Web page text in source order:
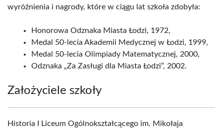
wyróżnienia i nagrody, które w ciągu lat szkoła zdobyła:
Honorowa Odznaka Miasta Łodzi, 1972,
Medal 50-lecia Akademii Medycznej w Łodzi, 1999,
Medal 50-lecia Olimpiady Matematycznej, 2000,
Odznaka „Za Zasługi dla Miasta Łodzi”, 2002.
Założyciele szkoły
Historia I Liceum Ogólnokształcącego im. Mikołaja